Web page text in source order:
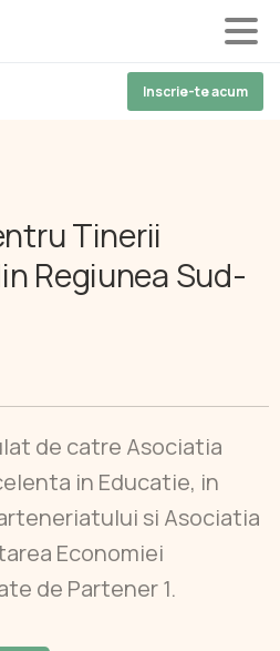
Inscrie-te acum
Tinerii
Regiunea Sud-
de catre Asociatia
in Educatie, in
si Asociatia
Economiei
de Partener 1.